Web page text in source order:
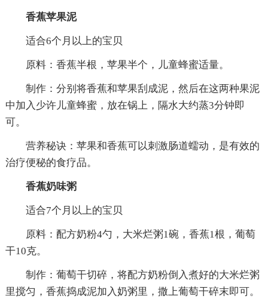
香蕉苹果泥
适合6个月以上的宝贝
原料：香蕉半根，苹果半个，儿童蜂蜜适量。
制作：分别将香蕉和苹果刮成泥，然后在这两种果泥
中加入少许儿童蜂蜜，放在锅上，隔水大约蒸3分钟即
可。
营养秘诀：苹果和香蕉可以刺激肠道蠕动，是有效的
治疗便秘的食疗品。
香蕉奶味粥
适合7个月以上的宝贝
原料：配方奶粉4勺，大米烂粥1碗，香蕉1根，葡萄
干10克。
制作：葡萄干切碎，将配方奶粉倒入煮好的大米烂粥
里搅匀，香蕉捣成泥加入奶粥里，撒上葡萄干碎末即可。